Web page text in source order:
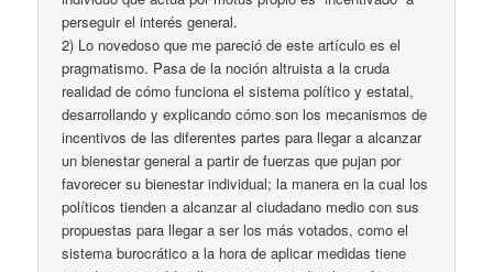
perseguir el interés general.
2) Lo novedoso que me pareció de este artículo es el
pragmatismo. Pasa de la noción altruista a la cruda
realidad de cómo funciona el sistema político y estatal,
desarrollando y explicando cómo son los mecanismos de
incentivos de las diferentes partes para llegar a alcanzar
un bienestar general a partir de fuerzas que pujan por
favorecer su bienestar individual; la manera en la cual los
políticos tienden a alcanzar al ciudadano medio con sus
propuestas para llegar a ser los más votados, como el
sistema burocrático a la hora de aplicar medidas tiene